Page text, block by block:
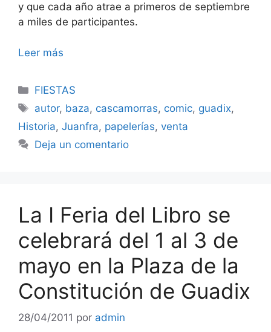
y que cada año atrae a primeros de septiembre
a miles de participantes.
Leer más
Categorías
FIESTAS
Etiquetas
autor, baza, cascamorras, comic, guadix,
Historia, Juanfra, papelerías, venta
Deja un comentario
La I Feria del Libro se
celebrará del 1 al 3 de
mayo en la Plaza de la
Constitución de Guadix
28/04/2011 por admin